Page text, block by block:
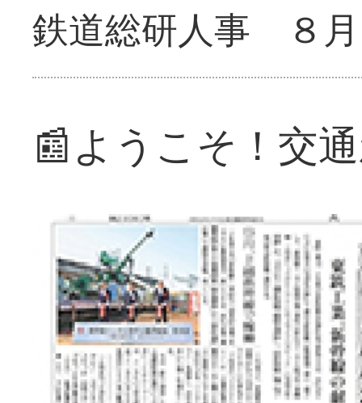
鉄道総研人事 ８
📰ようこそ！交